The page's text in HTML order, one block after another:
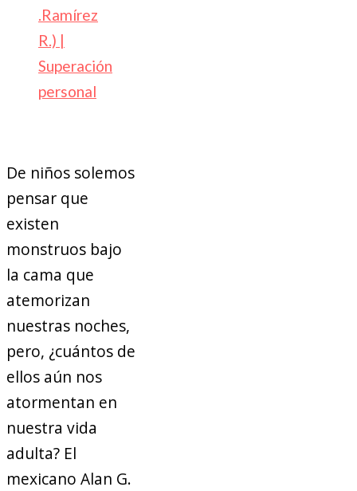
.Ramírez
R.) |
Superación
personal
De niños solemos
pensar que
existen
monstruos bajo
la cama que
atemorizan
nuestras noches,
pero, ¿cuántos de
ellos aún nos
atormentan en
nuestra vida
adulta? El
mexicano Alan G.